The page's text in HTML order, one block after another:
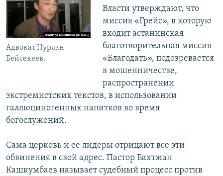
Адвокат Нурлан
Бейсекеев.
Власти утверждают, что
миссия «Грейс», в которую
входит астанинская
благотворительная миссия
«Благодать», подозревается
в мошенничестве,
распространении
экстремистских текстов, в использовании
галлюциногенных напитков во время
богослужений.
Сама церковь и ее лидеры отрицают все эти
обвинения в свой адрес. Пастор Бахтжан
Кашкумбаев называет судебный процесс против